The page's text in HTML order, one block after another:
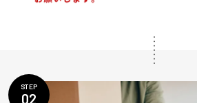
STEP
02